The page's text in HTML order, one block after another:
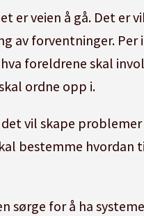
er veien å gå. Det er
av forventninger. Per
foreldrene skal
ordne opp i.
vil skape
bestemme hvordan
sørge for å ha